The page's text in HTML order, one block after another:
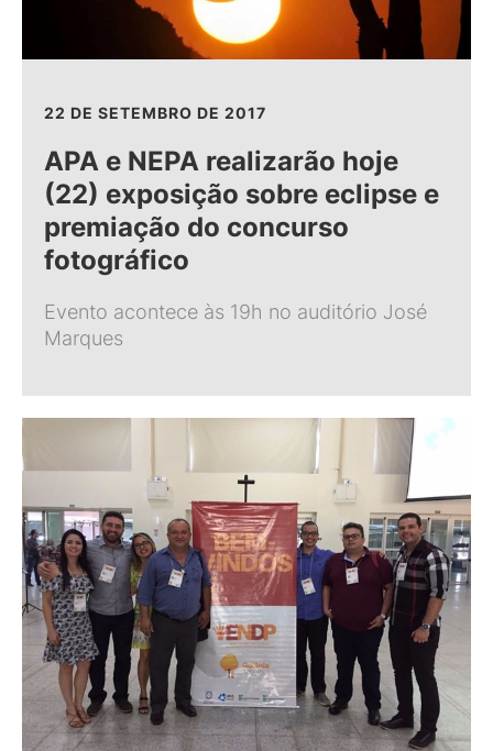
22 DE SETEMBRO DE 2017
APA e NEPA realizarão hoje
(22) exposição sobre eclipse e
premiação do concurso
fotográfico
Evento acontece às 19h no auditório José
Marques